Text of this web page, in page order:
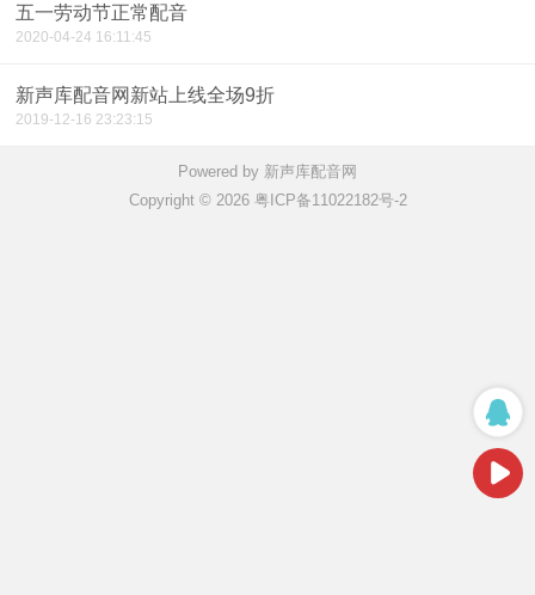
五一劳动节正常配音
2020-04-24 16:11:45
新声库配音网新站上线全场9折
2019-12-16 23:23:15
Powered by 新声库配音网
Copyright © 2026 粤ICP备11022182号-2